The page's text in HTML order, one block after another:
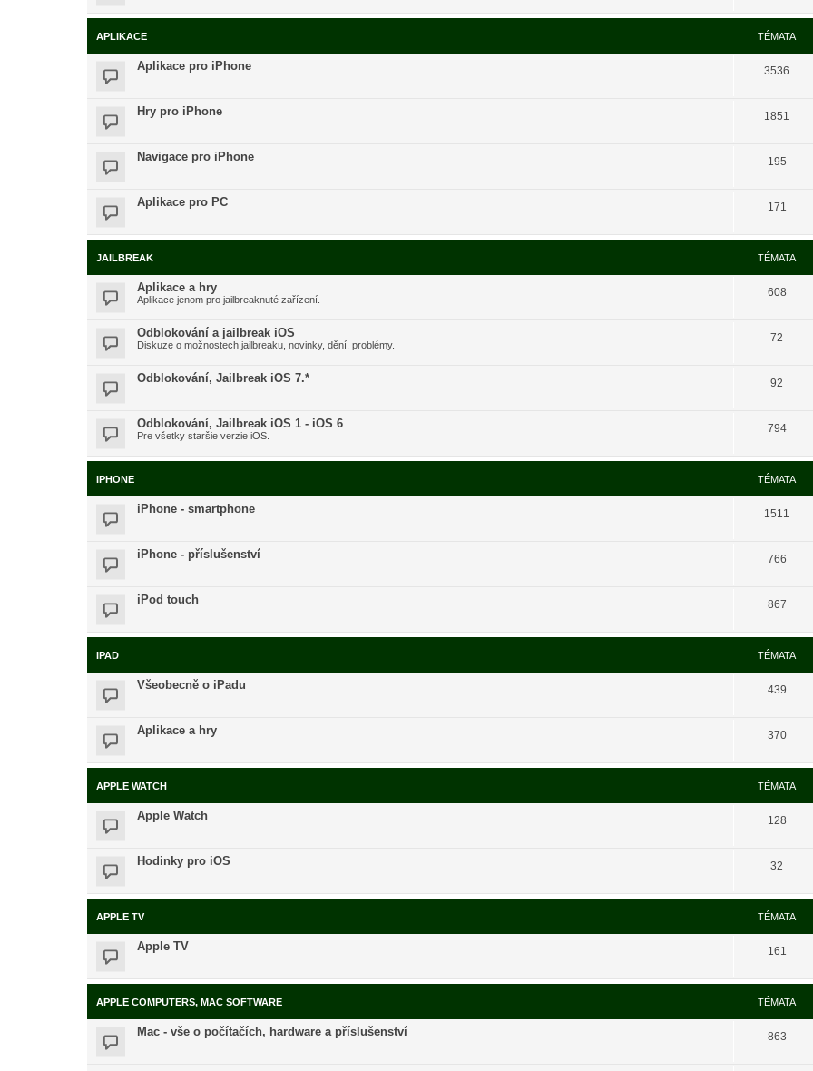
APLIKACE TÉMATA
Aplikace pro iPhone 3536
Hry pro iPhone 1851
Navigace pro iPhone 195
Aplikace pro PC 171
JAILBREAK TÉMATA
Aplikace a hry
Aplikace jenom pro jailbreaknuté zařízení.
608
Odblokování a jailbreak iOS
Diskuze o možnostech jailbreaku, novinky, dění, problémy.
72
Odblokování, Jailbreak iOS 7.* 92
Odblokování, Jailbreak iOS 1 - iOS 6
Pre všetky staršie verzie iOS.
794
IPHONE TÉMATA
iPhone - smartphone 1511
iPhone - příslušenství 766
iPod touch 867
IPAD TÉMATA
Všeobecně o iPadu 439
Aplikace a hry 370
APPLE WATCH TÉMATA
Apple Watch 128
Hodinky pro iOS 32
APPLE TV TÉMATA
Apple TV 161
APPLE COMPUTERS, MAC SOFTWARE TÉMATA
Mac - vše o počítačích, hardware a příslušenství 863